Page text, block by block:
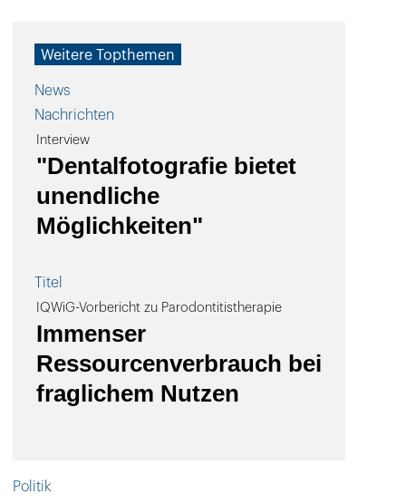
Weitere Topthemen
News
Nachrichten
Interview
"Dentalfotografie bietet
unendliche
Möglichkeiten"
Titel
IQWiG-Vorbericht zu Parodontitistherapie
Immenser
Ressourcenverbrauch bei
fraglichem Nutzen
Politik